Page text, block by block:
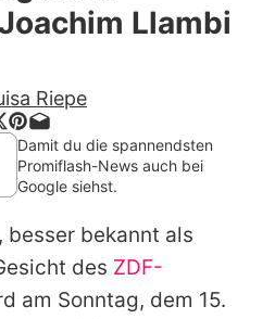
& Serien
Lifestyle
& Liebe
Exklusiv
auf Promiflash
Jobs
Llambi
Riepe
Damit du die spannendsten
Promiflash-News auch bei
Google siehst.
besser bekannt als
des ZDF-
am Sonntag, dem 15.